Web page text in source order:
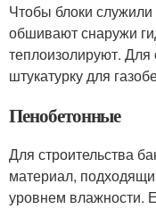
Чтобы блоки
обшивают снаружи
теплоизолируют.
штукатурку для
Пенобетонные
Для строительства
материал,
уровнем влажности.